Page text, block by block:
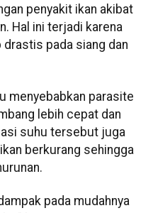
penyakit ikan akibat
Hal ini terjadi karena
pada siang dan
menyebabkan parasite
lebih cepat dan
suhu tersebut juga
berkurang sehingga
pada mudahnya